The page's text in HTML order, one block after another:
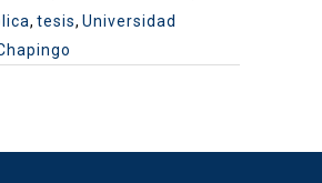
, tesis, Universidad